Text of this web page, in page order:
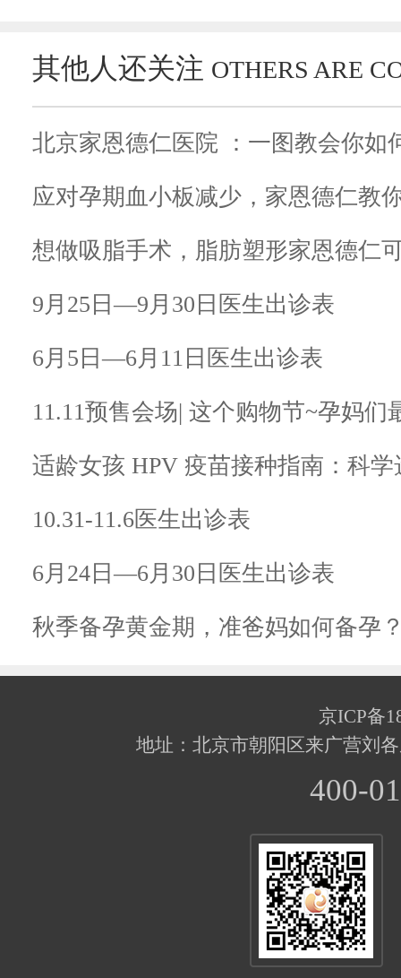
其他人还关注 OTHERS ARE
北京家恩德仁医院 ：一图教会你如
应对孕期血小板减少，家恩德仁教
想做吸脂手术，脂肪塑形家恩德仁
9月25日—9月30日医生出诊表
6月5日—6月11日医生出诊表
11.11预售会场| 这个购物节~孕妈们
适龄女孩 HPV 疫苗接种指南：科
10.31-11.6医生出诊表
6月24日—6月30日医生出诊表
秋季备孕黄金期，准爸妈如何备孕
京ICP备
地址：北京市朝阳区来广营刘
400-